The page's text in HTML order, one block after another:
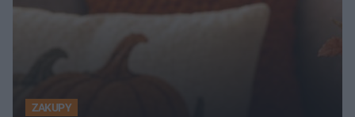
ZAKUPY